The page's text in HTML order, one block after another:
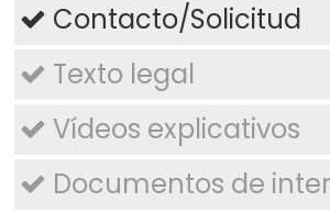
Contacto/Solicitud
Texto legal
Vídeos explicativos
Documentos de